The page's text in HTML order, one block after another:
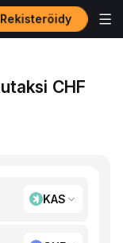
Rekisteröidy
CHF
KAS